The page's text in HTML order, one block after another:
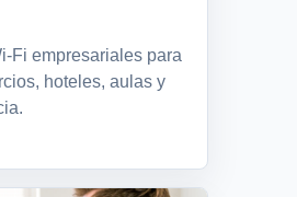
Fi empresariales para
hoteles, aulas y